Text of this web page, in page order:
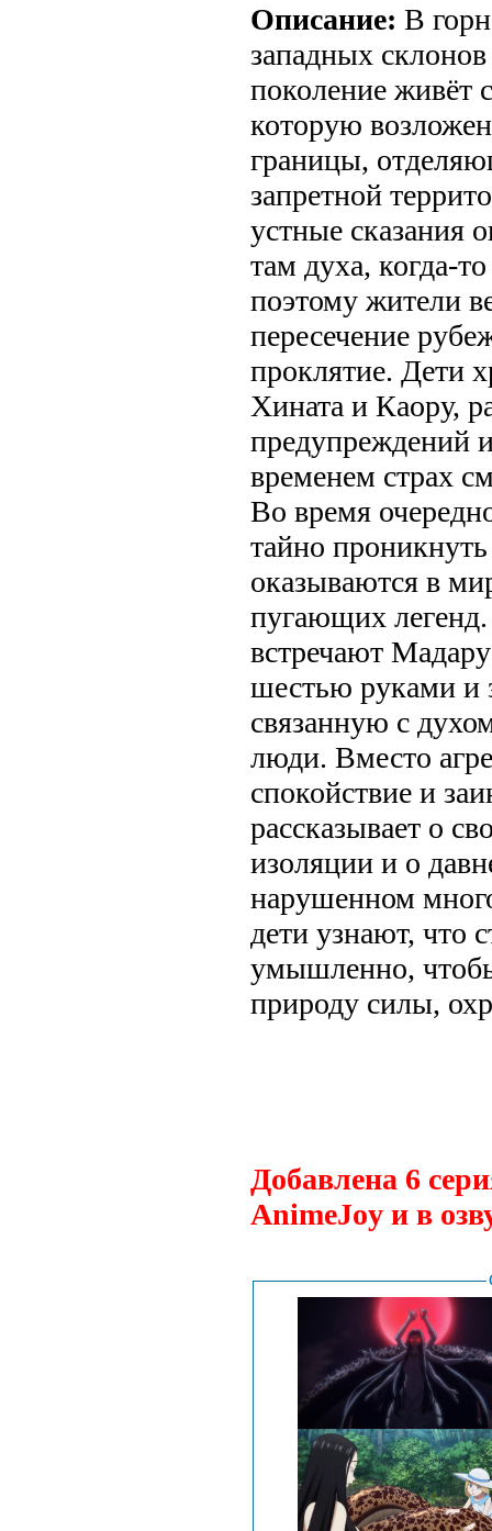
Описание: В
западных
поколение живёт
которую
границы,
запретной
устные сказания
там духа, когда-
поэтому жители
пересечение
проклятие. Дети
Хината и Каору,
предупреждений
временем страх
Во время
тайно
оказываются в
пугающих
встречают
шестью руками и
связанную с
люди. Вместо
спокойствие и
рассказывает о
изоляции и о
нарушенном
дети узнают, что
умышленно,
природу силы,
Добавлена 6
AnimeJoy и в